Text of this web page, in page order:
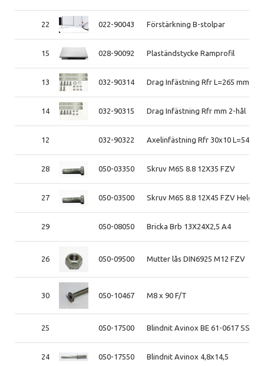
22 022-90043 Förstärkning B-stolpar
15 028-90092 Plaständstycke Ramprofil
13 032-90314 Drag Infästning Rfr L=265 mm 3-
14 032-90315 Drag Infästning Rfr mm 2-hål
12 032-90322 Axelinfästning Rfr 30x10 L=540
28 050-03350 Skruv M6S 8.8 12X35 FZV
27 050-03500 Skruv M6S 8.8 12X45 FZV
29 050-08050 Bricka Brb 13X24X2,5 A4
26 050-09500 Mutter lås DIN6925 M12 FZV
30 050-10467 M8 x 90 F/T
25 050-17500 Blindnit Avinox BE 61-0617 SS
24 050-17550 Blindnit Avinox 4,8x14,5